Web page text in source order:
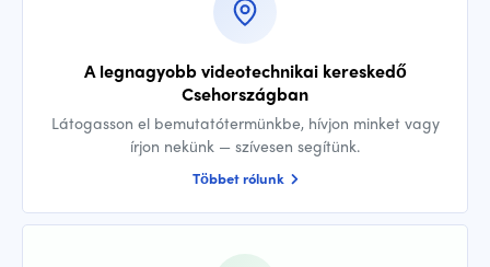
A legnagyobb videotechnikai kereskedő
Csehországban
Látogasson el bemutatótermünkbe, hívjon minket vagy
írjon nekünk — szívesen segítünk.
Többet rólunk